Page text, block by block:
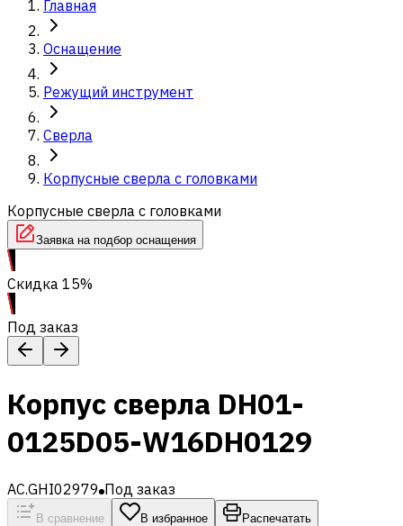
Главная
Оснащение
Режущий инструмент
Сверла
Корпусные сверла с головками
Корпусные сверла с головками
Заявка на подбор оснащения
Скидка 15%
Под заказ
Корпус сверла DH01-
0125D05-W16DH0129
AC.GHI02979 Под заказ
В сравнение В избранное Распечатать